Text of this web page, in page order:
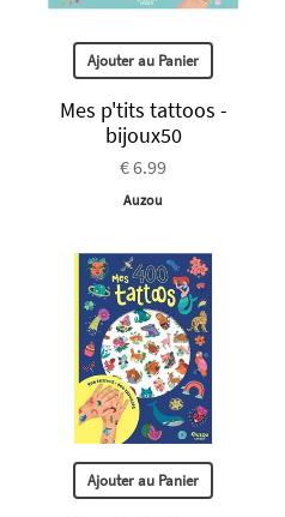
Ajouter au Panier
Mes p'tits tattoos -
bijoux50
€ 6.99
Auzou
Ajouter au Panier